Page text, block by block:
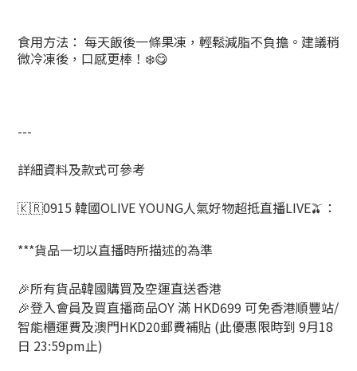
食用方法： 每天飯後一條果凍，輕鬆減脂不負擔。建議稍
微冷凍後，口感更棒！❄️😋
---
詳細資料及款式可參考
🇰🇷0915 韓國OLIVE YOUNG人氣好物超抵直播LIVE🫒：
***貨品一切以直播時所描述的為準
🎉所有貨品韓國購買及空運直送香港
🎉登入會員及買直播商品OY 滿 HKD699 可免香港順豐站/
智能櫃運費及澳門HKD20郵費補貼 (此優惠限時到 9月18
日 23:59pm止)